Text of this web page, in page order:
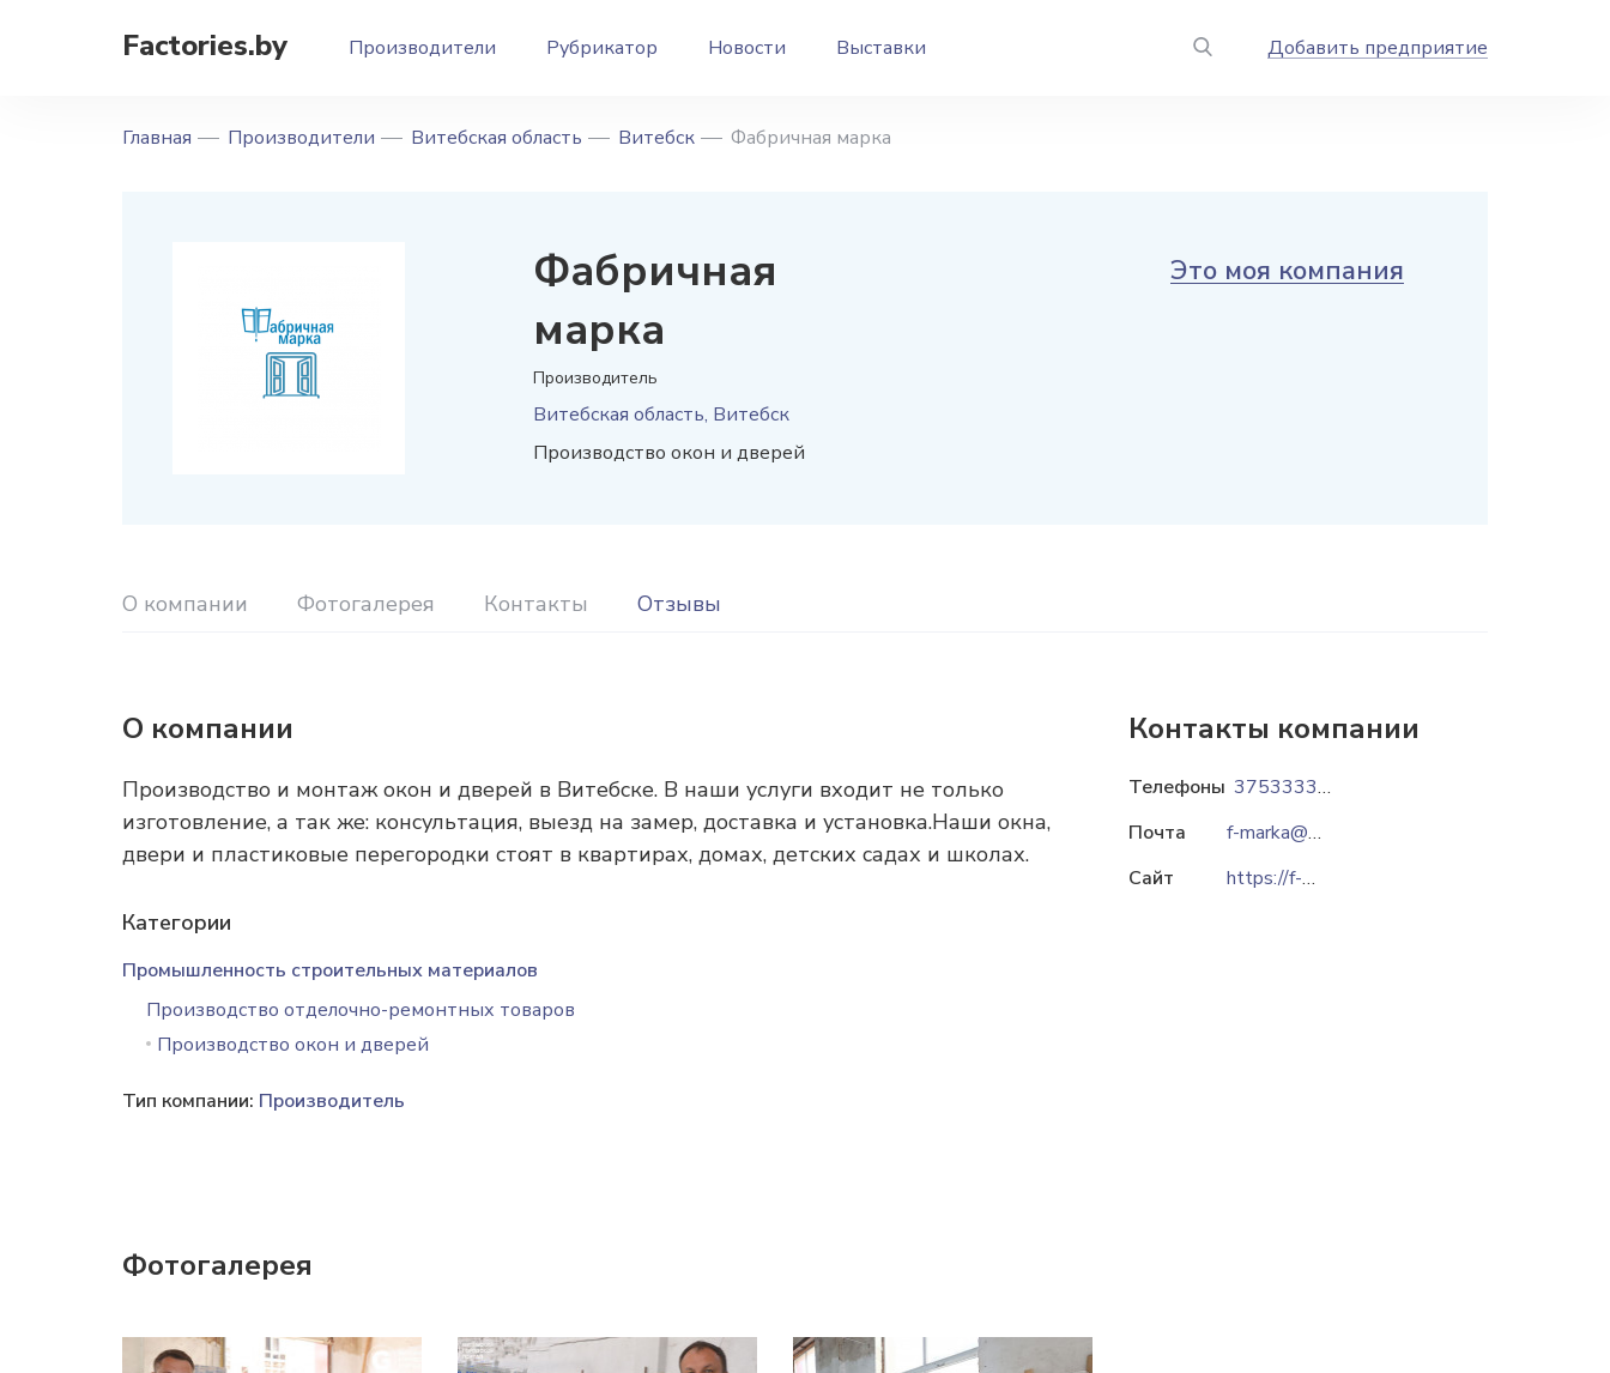
Factories.by Производители Рубрикатор Новости Выставки Добавить предприятие
Главная Производители Витебская область Витебск Фабричная марка
Фабричная
марка
Производитель
Витебская область, Витебск
Производство окон и дверей
Это моя компания
О компании Фотогалерея Контакты Отзывы
О компании
Производство и монтаж окон и дверей в Витебске. В наши услуги входит не только
изготовление, а так же: консультация, выезд на замер, доставка и установка.Наши окна,
двери и пластиковые перегородки стоят в квартирах, домах, детских садах и школах.
Категории
Промышленность строительных материалов
Производство отделочно-ремонтных товаров
Производство окон и дверей
Тип компании: Производитель
Фотогалерея
Контакты компании
Телефоны
375333355111
Почта
f-marka@mail.ru
Сайт
https://f-marka.by